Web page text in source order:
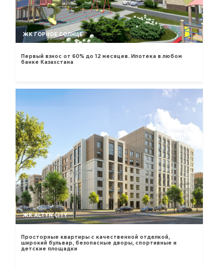
ЖК ГОРНОЕ СОЛНЦЕ
Первый взнос от 60% до 12 месяцев. Ипотека в любом
банке Казахстана
ЖК ALTYN CITY
Просторные квартиры с качественной отделкой,
широкий бульвар, безопасные дворы, спортивные и
детские площадки